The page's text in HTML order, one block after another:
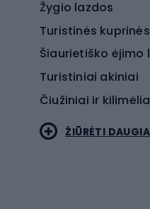
Žygio lazdos
Turistinės kuprinės
Šiaurietiško ėjimo
Turistiniai akiniai
Čiužiniai ir
ŽIŪRĖTI